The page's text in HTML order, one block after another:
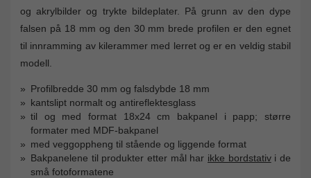
og akrylbilder og trykte bildeplater. På grunn av den dype
falsen på 18 mm og den 30 mm brede profilen er den egnet
til innramming av kilerammer med lerret og er en veldig stabil
modell.
Profilbredde 30 mm og falsdybde 18 mm
kantslipt normalt og antireflektesglass
til og med format 18x24 cm bakpanel i papp; større
formater med MDF-bakpanel
med veggoppheng til stående og liggende format
Bakpanelene til produkter etter mål har ikke bordstativi de
små fotoformatene